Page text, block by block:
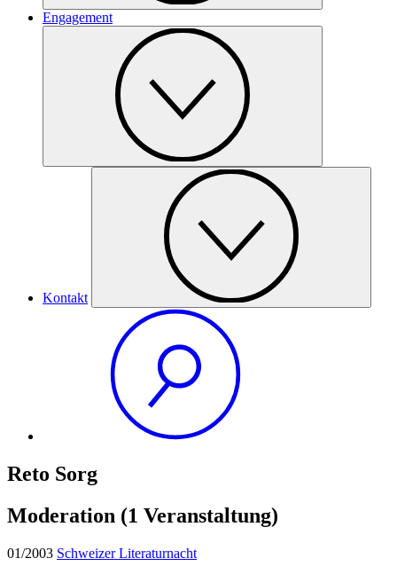
Engagement
Kontakt
Reto Sorg
Moderation (1 Veranstaltung)
01/2003 Schweizer Literaturnacht